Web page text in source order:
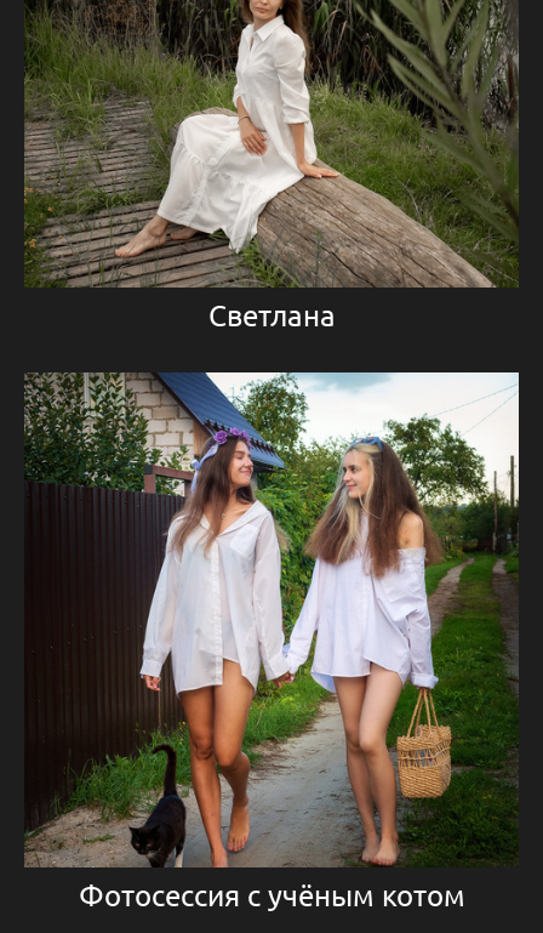
Светлана
Фотосессия с учёным котом